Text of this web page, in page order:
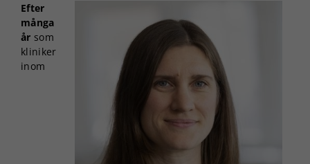
Efter
många
år som
kliniker
inom